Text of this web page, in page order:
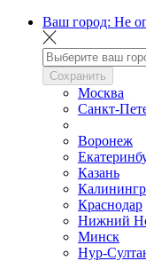
Ваш город: Не
Сохранить
Москва
Санкт-
Воронеж
Казань
Краснодар
Нижний
Минск
Нур-